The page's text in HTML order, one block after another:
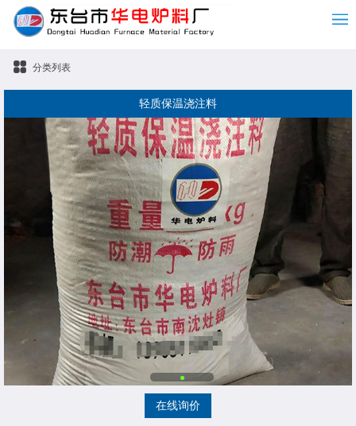
分类列表
轻质保温浇注料
在线询价